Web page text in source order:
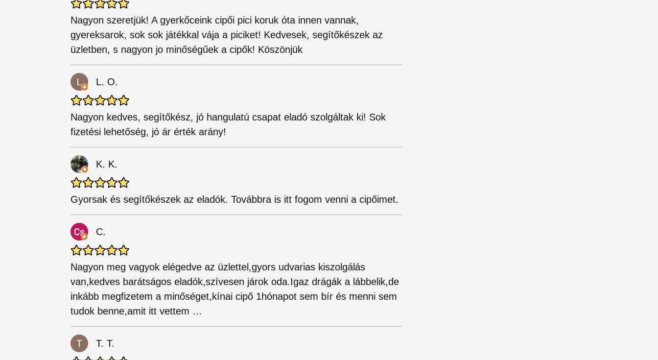
Nagyon szeretjük! A gyerkőceink cipői pici koruk óta innen vannak,
gyereksarok, sok sok játékkal vája a piciket! Kedvesek, segítőkészek az
üzletben, s nagyon jo minőségűek a cipők! Köszönjük
L. O.
Nagyon kedves, segítőkész, jó hangulatú csapat eladó szolgáltak ki! Sok
fizetési lehetőség, jó ár érték arány!
K. K.
Gyorsak és segítőkészek az eladók. Továbbra is itt fogom venni a cipőimet.
C.
Nagyon meg vagyok elégedve az üzlettel,gyors udvarias kiszolgálás
van,kedves barátságos eladók,szívesen járok oda.Igaz drágák a lábbelik,de
inkább megfizetem a minőséget,kínai cipő 1hónapot sem bír és menni sem
tudok benne,amit itt vettem …
T. T.